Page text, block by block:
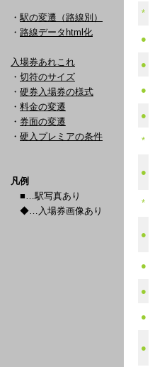
・ 駅の変遷（路線別）
・ 路線データhtml化
入場券あれこれ
・ 切符のサイズ
・ 硬券入場券の様式
・ 料金の変遷
・ 券面の変遷
・ 硬入プレミアの条件
凡例
■…駅写真あり
◆…入場券画像あり
*
●
●
●
●
*
●
*
●
●
●
●
●